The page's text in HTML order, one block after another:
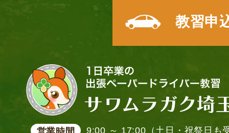
教習申
9:00 ～ 17:00（土日・祝祭日も